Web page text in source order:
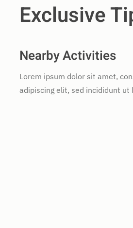
Exclusive
Nearby Activities
Lorem ipsum dolor sit amet,
adipiscing elit, sed incididunt ut